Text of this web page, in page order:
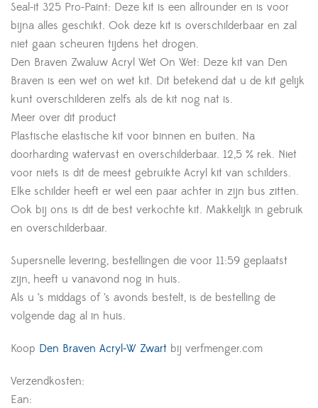
Seal-it 325 Pro-Paint: Deze kit is een allrounder en is voor
bijna alles geschikt. Ook deze kit is overschilderbaar en zal
niet gaan scheuren tijdens het drogen.
Den Braven Zwaluw Acryl Wet On Wet: Deze kit van Den
Braven is een wet on wet kit. Dit betekend dat u de kit gelijk
kunt overschilderen zelfs als de kit nog nat is.
Meer over dit product
Plastische elastische kit voor binnen en buiten. Na
doorharding watervast en overschilderbaar. 12,5 % rek. Niet
voor niets is dit de meest gebruikte Acryl kit van schilders.
Elke schilder heeft er wel een paar achter in zijn bus zitten.
Ook bij ons is dit de best verkochte kit. Makkelijk in gebruik
en overschilderbaar.
Supersnelle levering, bestellingen die voor 11:59 geplaatst
zijn, heeft u vanavond nog in huis.
Als u ’s middags of ’s avonds bestelt, is de bestelling de
volgende dag al in huis.
Koop Den Braven Acryl-W Zwart bij verfmenger.com
Verzendkosten:
Ean: